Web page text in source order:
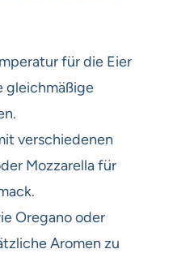
für die Eier
gleichmäßige
verschiedenen
Mozzarella für
Oregano oder
Aromen zu